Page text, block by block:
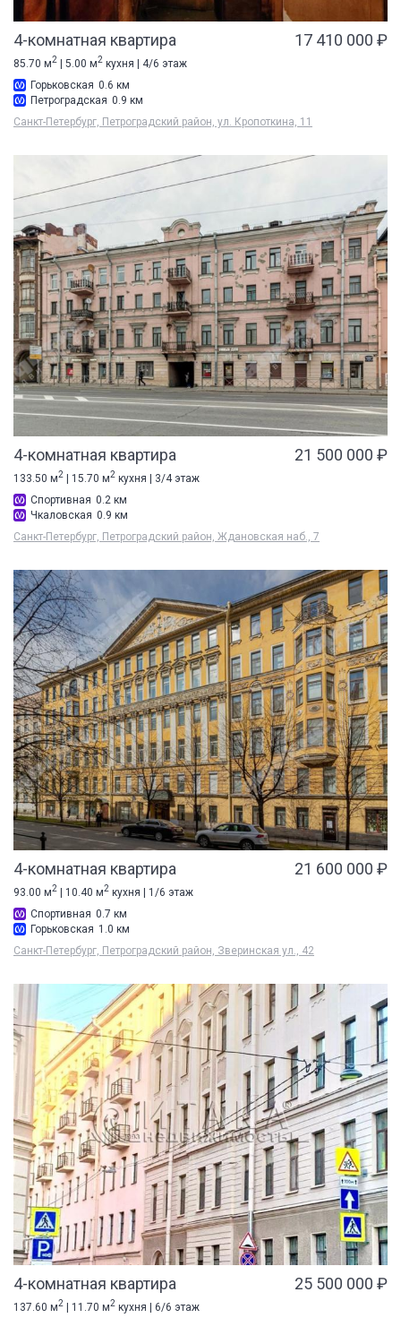
4-комнатная квартира 17 410 000 ₽
85.70 м2 | 5.00 м2 кухня | 4/6 этаж
Горьковская 0.6 км
Петроградская 0.9 км
Санкт-Петербург, Петроградский район, ул. Кропоткина, 11
4-комнатная квартира 21 500 000 ₽
133.50 м2 | 15.70 м2 кухня | 3/4 этаж
Спортивная 0.2 км
Чкаловская 0.9 км
Санкт-Петербург, Петроградский район, Ждановская наб., 7
4-комнатная квартира 21 600 000 ₽
93.00 м2 | 10.40 м2 кухня | 1/6 этаж
Спортивная 0.7 км
Горьковская 1.0 км
Санкт-Петербург, Петроградский район, Зверинская ул., 42
4-комнатная квартира 25 500 000 ₽
137.60 м2 | 11.70 м2 кухня | 6/6 этаж